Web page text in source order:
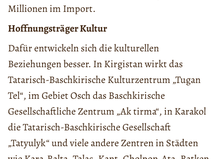
Millionen im Import.
Hoffnungsträger Kultur
Dafür entwickeln sich die kulturellen
Beziehungen besser. In Kirgistan wirkt das
Tatarisch-Baschkirische Kulturzentrum „Tugan
Tel“, im Gebiet Osch das Baschkirische
Gesellschaftliche Zentrum „Ak tirma“, in Karakol
die Tatarisch-Baschkirische Gesellschaft
„Tatyulyk“ und viele andere Zentren in Städten